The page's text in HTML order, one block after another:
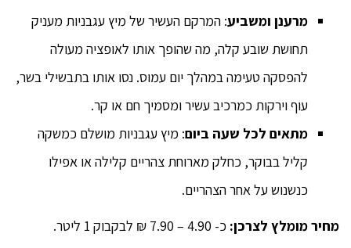
מרענן ומשביע: המרקם העשיר של מיץ עגבניות מעניק
תחושת שובע קלה, מה שהופך אותו לאופציה מעולה
להפסקה טעימה במהלך יום עמוס. נסו אותו בתבשילי בשר,
עוף וירקות כמרכיב עשיר ומסמיך חם או קר.
מתאים לכל שעה ביום: מיץ עגבניות מושלם כמשקה
קליל בבוקר, כחלק מארוחת צהריים קלילה או אפילו
כנשנוש על אחר הצהריים.
מחיר מומלץ לצרכן: כ- 4.90 – 7.90 ₪ לבקבוק 1 ליטר.